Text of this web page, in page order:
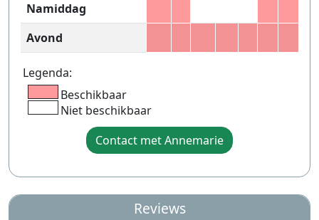
Namiddag
Avond
Legenda:
Beschikbaar
Niet beschikbaar
Contact met Annemarie
Reviews